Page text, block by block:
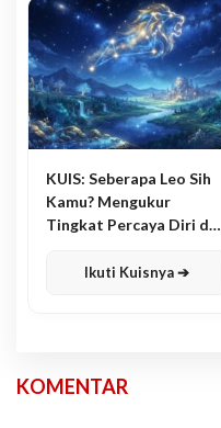
KUIS: Seberapa Leo Sih
Kamu? Mengukur
Tingkat Percaya Diri dan
Ikuti Kuisnya ➔
KOMENTAR